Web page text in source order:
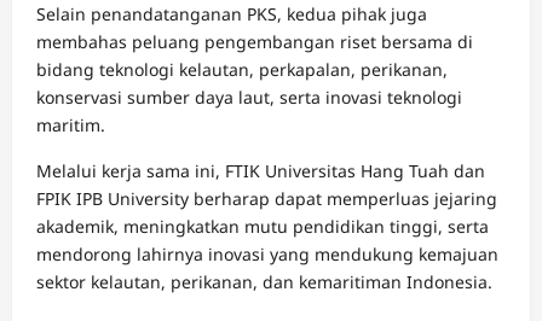
Selain penandatanganan PKS, kedua pihak juga
membahas peluang pengembangan riset bersama di
bidang teknologi kelautan, perkapalan, perikanan,
konservasi sumber daya laut, serta inovasi teknologi
maritim.
Melalui kerja sama ini, FTIK Universitas Hang Tuah dan
FPIK IPB University berharap dapat memperluas jejaring
akademik, meningkatkan mutu pendidikan tinggi, serta
mendorong lahirnya inovasi yang mendukung kemajuan
sektor kelautan, perikanan, dan kemaritiman Indonesia.